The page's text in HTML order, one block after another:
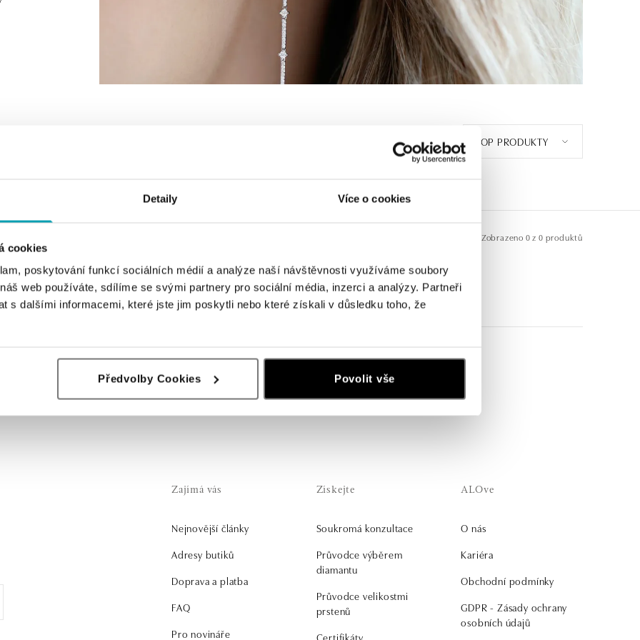
Detaily Více o cookies
cookies
poskytování funkcí sociálních médií a analýze naší návštěvnosti využíváme soubory
web používáte, sdílíme se svými partnery pro sociální média, inzerci a analýzy. Partneři
s dalšími informacemi, které jste jim poskytli nebo které získali v důsledku toho, že
Předvolby Cookies Povolit vše
TOP PRODUKTY
Zobrazeno 0 z 0 produktů
Pokud hledáte ozdobu pro každou příležitost, z našich zlatých náušnic s
drahými kameny si jistě vyberete ty pravé.
Zajímá vás
Nejnovější články
Adresy butiků
Doprava a platba
FAQ
Pro novináře
Získejte
Soukromá konzultace
Průvodce výběrem
diamantu
Průvodce velikostmi
prstenů
Certifikáty
ALOve
O nás
Kariéra
Obchodní podmínky
GDPR - Zásady ochrany
osobních údajů